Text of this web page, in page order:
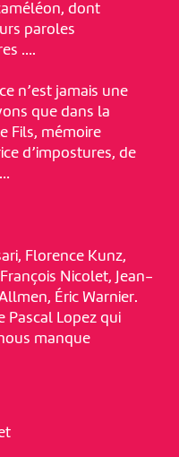
dont
paroles
….
n’est jamais une
que dans la
Fils, mémoire
d’impostures, de
Florence Kunz,
Nicolet, Jean-
Éric Warnier.
Pascal Lopez qui
manque